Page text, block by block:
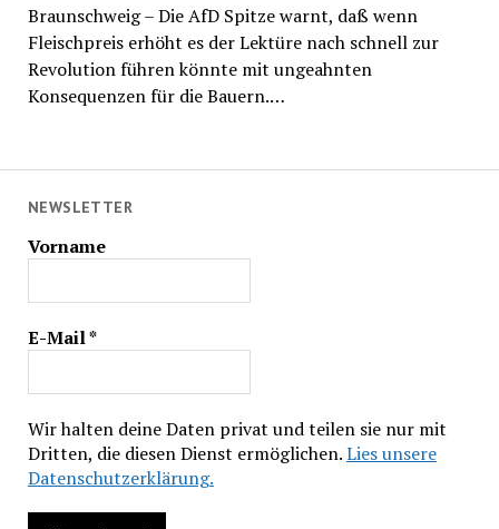
NEWSLETTER
Vorname
E-Mail*
Wir halten deine Daten privat und teilen sie nur mit
Dritten, die diesen Dienst ermöglichen.Lies unsere
Datenschutzerklärung.
Braunschweig – Die AfD Spitze warnt, daß wenn
Fleischpreis erhöht es der Lektüre nach schnell zur
Revolution führen könnte mit ungeahnten
Konsequenzen für die Bauern.…